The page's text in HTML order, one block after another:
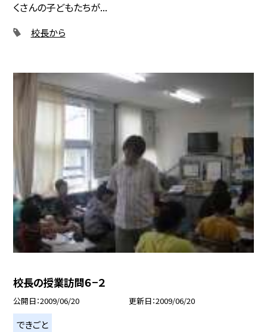
くさんの子どもたちが...
校長から
校長の授業訪問６−２
公開日 2009/06/20 更新日 2009/06/20
できごと